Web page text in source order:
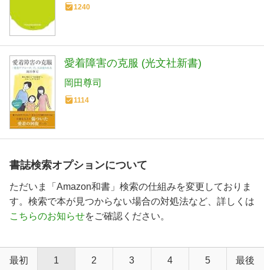
1240
愛着障害の克服 (光文社新書)
岡田尊司
1114
書誌検索オプションについて
ただいま「Amazon和書」検索の仕組みを変更しておりま
す。検索で本が見つからない場合の対処法など、詳しくは
こちらのお知らせをご確認ください。
最初 1 2 3 4 5 最後